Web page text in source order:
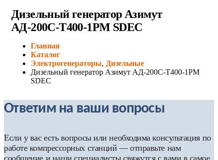
Дизельный генератор Азимут
АД-200С-Т400-1РМ SDEC
Главная
Каталог
Электрогенераторы, Дизельные
Дизельный генератор Азимут АД-200С-Т400-1РМ
SDEC
Ответим на ваши вопросы
Если у вас есть вопросы или необходима консультация по
работе компрессорных станций — отправьте нам
сообщение и наши специалисты свяжутся с вами в самое